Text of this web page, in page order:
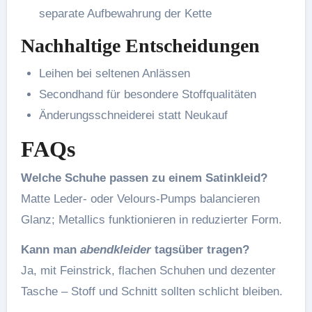
separate Aufbewahrung der Kette
Nachhaltige Entscheidungen
Leihen bei seltenen Anlässen
Secondhand für besondere Stoffqualitäten
Änderungsschneiderei statt Neukauf
FAQs
Welche Schuhe passen zu einem Satinkleid?
Matte Leder- oder Velours-Pumps balancieren
Glanz; Metallics funktionieren in reduzierter Form.
Kann man abendkleidertagsüber tragen?
Ja, mit Feinstrick, flachen Schuhen und dezenter
Tasche – Stoff und Schnitt sollten schlicht bleiben.